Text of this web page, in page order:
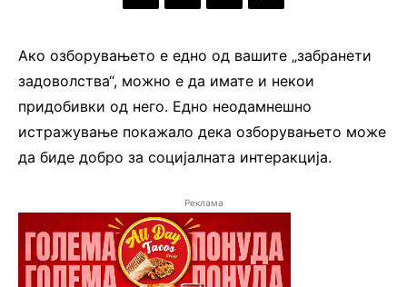
Ако озборувањето е едно од вашите „забранети
задоволства“, можно е да имате и некои
придобивки од него. Едно неодамнешно
истражување покажало дека озборувањето може
да биде добро за социјалната интеракција.
Реклама